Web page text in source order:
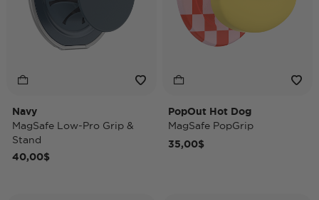
Navy
MagSafe Low-Pro Grip &
Stand
40,00$
PopOut Hot Dog
MagSafe PopGrip
35,00$